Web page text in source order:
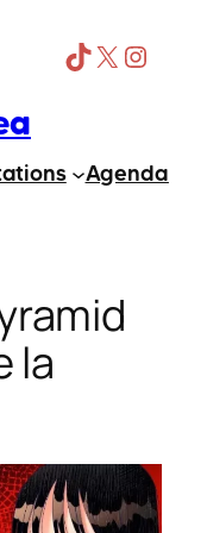
TikTok X Instagram
Agenda
la